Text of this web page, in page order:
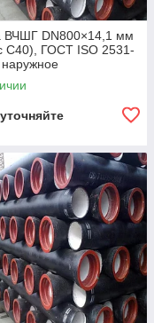
ВЧШГ DN800×14,1 мм
C40), ГОСТ ISO 2531-
покрытие,
цементно-